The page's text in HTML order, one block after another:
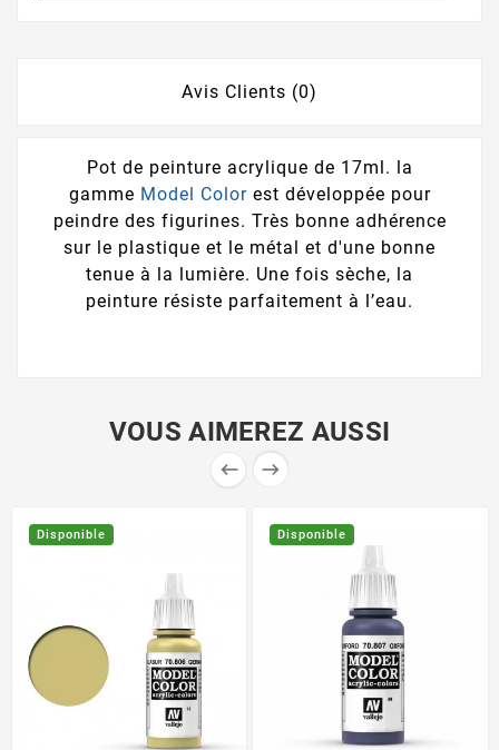
Avis Clients (0)
Pot de peinture acrylique de 17ml. la
gamme Model Colorest développée pour
peindre des figurines. Très bonne adhérence
sur le plastique et le métal et d'une bonne
tenue à la lumière. Une fois sèche, la
peinture résiste parfaitement à l’eau.
VOUS AIMEREZ AUSSI
 
Disponible Disponible